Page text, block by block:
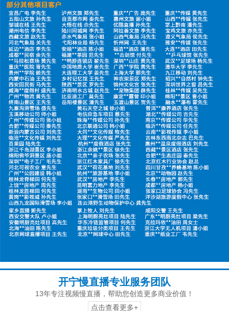
开宁慢直播专业服务团队
13年专注视频慢直播，帮助您创造更多商业价值！
点击查看更多+